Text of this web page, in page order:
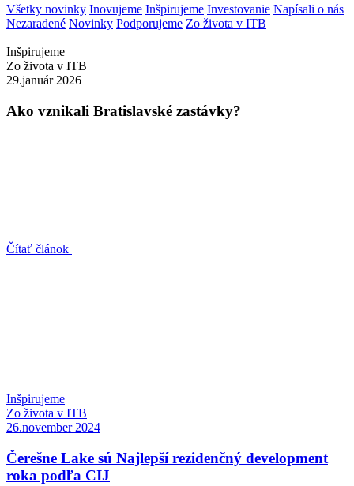
Všetky novinky Inovujeme Inšpirujeme Investovanie Napísali o nás
Nezaradené Novinky Podporujeme Zo života v ITB
Inšpirujeme
Zo života v ITB
29.január 2026
Ako vznikali Bratislavské zastávky?
Čítať článok
Inšpirujeme
Zo života v ITB
26.november 2024
Čerešne Lake sú Najlepší rezidenčný development
roka podľa CIJ